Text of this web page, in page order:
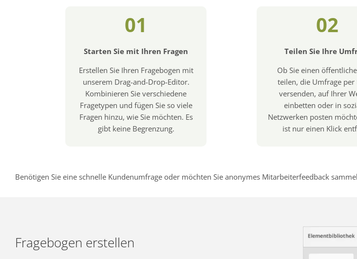
01
Starten Sie mit Ihren Fragen
Erstellen Sie Ihren Fragebogen mit
unserem Drag-and-Drop-Editor.
Kombinieren Sie verschiedene
Fragetypen und fügen Sie so viele
Fragen hinzu, wie Sie möchten. Es
gibt keine Begrenzung.
02
Teilen Sie Ihre
Ob Sie einen
teilen, die Umfrage per
versenden, auf Ihrer
einbetten oder in
Netzwerken posten
ist nur einen Klick
Benötigen Sie eine schnelle Kundenumfrage oder möchten Sie anonymes Mitarbeiterfeedback
Fragebogen erstellen